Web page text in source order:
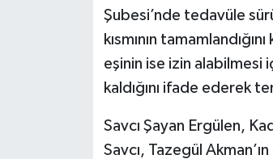
Şubesi’nde tedavüle
kısmının
eşinin ise izin alabilmesi
kaldığını ifade ederek
Savcı Şayan Ergülen,
Savcı, Tazegül